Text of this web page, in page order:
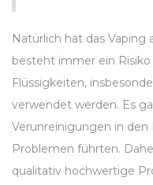
Natürlich hat das Vaping
besteht immer ein
Flüssigkeiten,
verwendet werden. Es
Verunreinigungen in
Problemen führten.
qualitativ hochwertige